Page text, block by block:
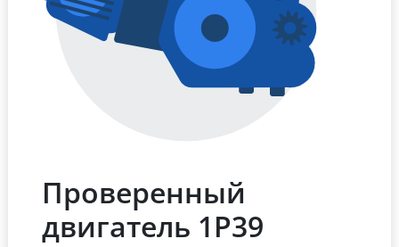
Проверенный
двигатель 1Р39